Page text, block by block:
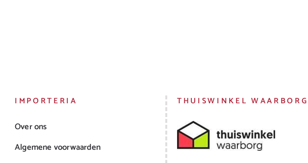
IMPORTERIA
Over ons
Algemene voorwaarden
THUISWINKEL WAARBORG